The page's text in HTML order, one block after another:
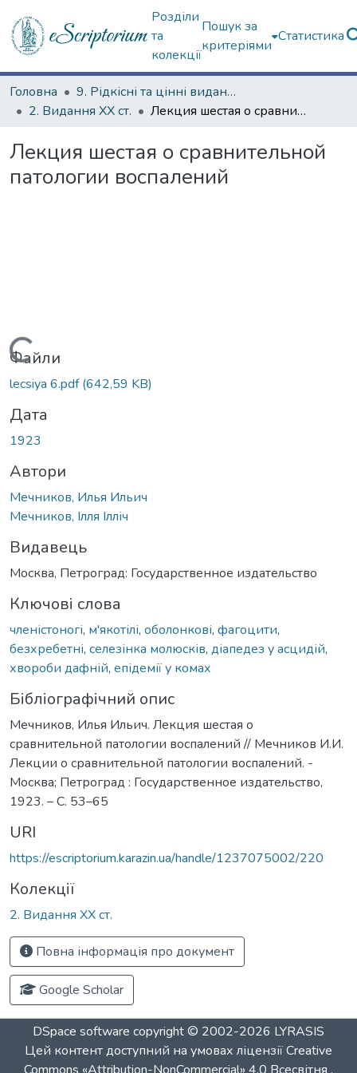
Розділи
та
колекції
Пошук за
критеріями
Статистика
Головна
9. Рідкісні та цінні видання
2. Видання ХХ ст.
Лекция шестая о сравнительной патологии воспалений
Лекция шестая о сравнительной
патологии воспалений
Вантажиться...
Файли
lecsiya 6.pdf(642,59 KB)
Дата
1923
Автори
Мечников, Илья Ильич
Мечников, Ілля Ілліч
Видавець
Москва, Петроград: Государственное издательство
Ключові слова
членістоногі, м'якотілі, оболонкові, фагоцити,
безхребетні, селезінка молюсків, діапедез у асцидій,
хвороби дафній, епідемії у комах
Бібліографічний опис
Мечников, Илья Ильич. Лекция шестая о
сравнительной патологии воспалений // Мечников И.И.
Лекции о сравнительной патологии воспалений. -
Москва; Петроград : Государственное издательство,
1923. – С. 53–65
URI
https://escriptorium.karazin.ua/handle/1237075002/220
Колекції
2. Видання ХХ ст.
Повна інформація про документ
Google Scholar
DSpace software copyright © 2002-2026 LYRASIS
Цей контент доступний на умовах ліцензіїCreative